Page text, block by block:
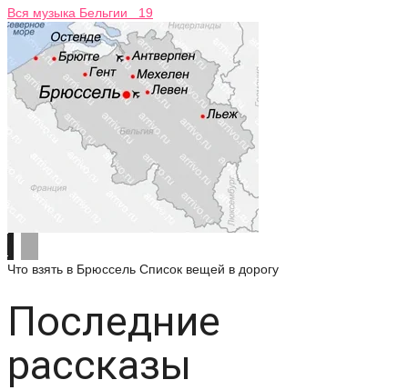
Вся музыка Бельгии 19
Что взять в Брюссель Список вещей в дорогу
Последние
рассказы